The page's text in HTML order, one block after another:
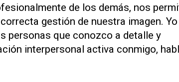
de los demás, nos
gestión de nuestra imagen. Yo
personas que conozco a detalle y
interpersonal activa conmigo,